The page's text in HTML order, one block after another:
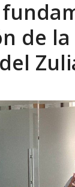
y promesas
de